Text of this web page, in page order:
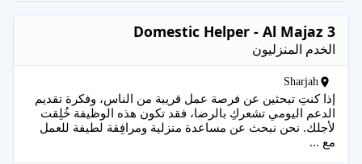
Domestic Helper - Al Majaz 3
الخدم المنزليون
Sharjah
إذا كنتِ تبحثين عن فرصة عمل قريبة من الناس، وفكرة تقديم
الدعم اليومي تشعركِ بالرضا، فقد تكون هذه الوظيفة خُلِقت
لأجلك. نحن نبحث عن مساعدة منزلية ومرافِقة لطيفة للعمل
مع ...